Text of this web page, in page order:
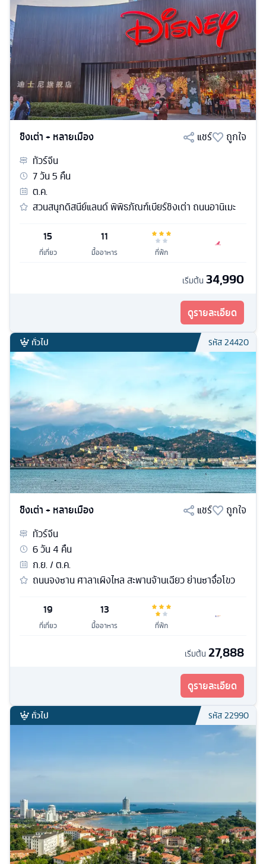
ชิงเต่า + หลายเมือง แชร์
ถูกใจ
ทัวร์จีน
7วัน5 คืน
ต.ค.
สวนสนุกดิสนีย์แลนด์ พิพิธภัณฑ์เบียร์ชิงเต่า ถนนอานิเมะ
15
ที่เที่ยว
11
มื้ออาหาร ที่พัก
เริ่มต้น 34,990
ดูรายละเอียด
ทั่วไป รหัส24420
ชิงเต่า + หลายเมือง แชร์
ถูกใจ
ทัวร์จีน
6วัน4 คืน
ก.ย. / ต.ค.
ถนนจงซาน ศาลาเผิงไหล สะพานจ้านเฉียว ย่านซาจื่อโขว
19
ที่เที่ยว
13
มื้ออาหาร ที่พัก
เริ่มต้น 27,888
ดูรายละเอียด
ทั่วไป รหัส22990